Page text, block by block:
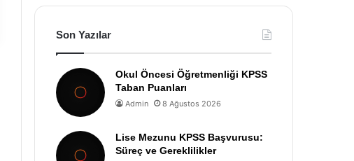
Son Yazılar
Okul Öncesi Öğretmenliği KPSS
Taban Puanları
Admin 8 Ağustos 2026
Lise Mezunu KPSS Başvurusu:
Süreç ve Gereklilikler